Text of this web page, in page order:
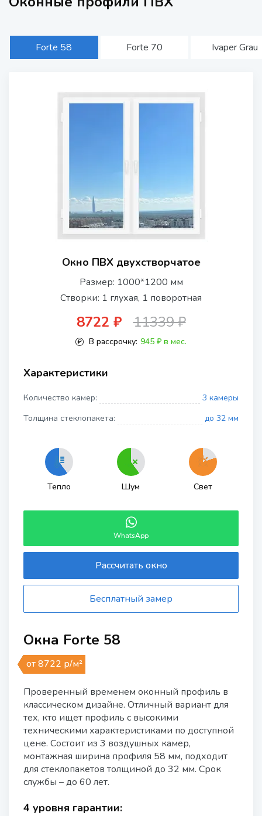
Forte 58 Forte 70 Ivaper Grau
Окна Forte 58
от 8722 р/м²
Проверенный временем оконный профиль в
классическом дизайне. Отличный вариант для
тех, кто ищет профиль с высокими
техническими характеристиками по доступной
цене. Состоит из 3 воздушных камер,
монтажная ширина профиля 58 мм, подходит
для стеклопакетов толщиной до 32 мм. Срок
службы – до 60 лет.
4 уровня гарантии:
Окно ПВХ двухстворчатое
Размер: 1000*1200 мм
Створки: 1 глухая, 1 поворотная
8722 ₽ 11339 ₽
В рассрочку: 945 ₽ в мес.
Характеристики
Количество камер:
3 камеры
Толщина стеклопакета:
до 32 мм
Тепло Шум Свет
WhatsApp
Рассчитать окно
Бесплатный замер